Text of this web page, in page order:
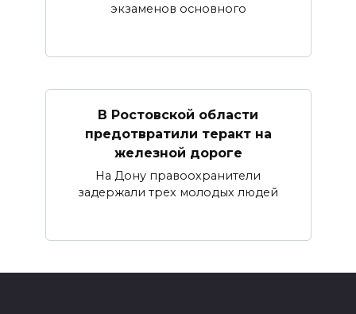
экзаменов основного
В Ростовской области
предотвратили теракт на
железной дороге
На Дону правоохранители
задержали трех молодых людей